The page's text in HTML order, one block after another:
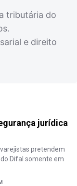
tributária do
e direito
jurídica
pretendem
Difal somente em